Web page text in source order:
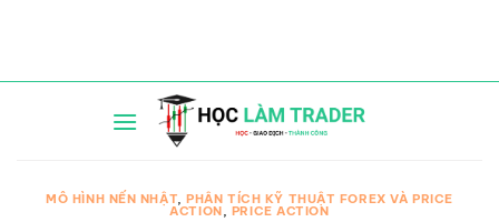
MÔ HÌNH NẾN NHẬT,PHÂN TÍCH KỸ THUẬT FOREX VÀ PRICE
ACTION, PRICE ACTION